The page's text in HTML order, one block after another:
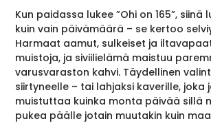
Kun paidassa lukee ”Ohi on 165”, siinä
kuin vain päivämäärä – se kertoo
Harmaat aamut, sulkeiset ja
muistoja, ja siviilielämä maistuu
varusvaraston kahvi. Täydellinen
siirtyneelle – tai lahjaksi kaverille, joka
muistuttaa kuinka monta päivää sillä
pukea päälle jotain muutakin kuin